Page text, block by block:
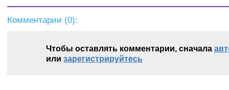
Комментарии (0):
Чтобы оставлять комментарии, сначала
или зарегистрируйтесь